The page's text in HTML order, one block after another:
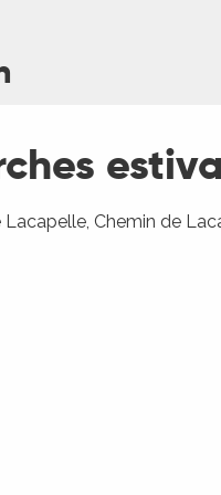
Chemin de